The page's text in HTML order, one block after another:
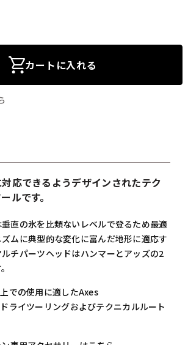
カートに入れる
応できるようデザインされたテク
ルです。
直の氷を比類ないレベルで登るため最適
ムに典型的な変化に富んだ地形に適応す
チパーツヘッドはハンマーとアッズの2
での使用に適したAxes
ライツーリングおよびテクニカルルート